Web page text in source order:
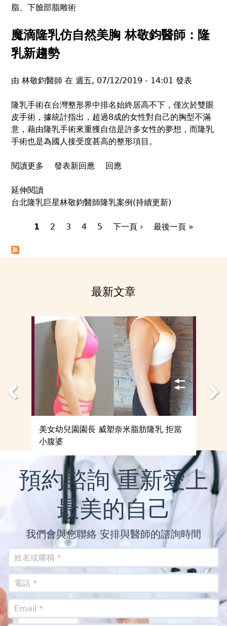
脂、下臉部脂雕術
魔滴隆乳仿自然美胸 林敬鈞醫師：隆
乳新趨勢
由 林敬鈞醫師 在 週五, 07/12/2019 - 14:01 發表
隆乳手術在台灣整形界中排名始終居高不下，僅次於雙眼
皮手術，據統計指出，超過8成的女性對自己的胸型不滿
意，藉由隆乳手術來重獲自信是許多女性的夢想，而隆乳
手術也是為國人接受度甚高的整形項目。
閱讀更多
滴
乳
鈞
醫
師：
發表新回應 回應
延伸閱讀
台北隆乳巨星林敬鈞醫師隆乳案例(持續更新)
面
1 2 3 4 5 下一頁 › 最後一頁 »
最新文章
美女幼兒園園長 威塑奈米脂肪隆乳 拒當
小腹婆
預約諮詢 重新愛上
最美的自己
我們會與您聯絡 安排與醫師的諮詢時間